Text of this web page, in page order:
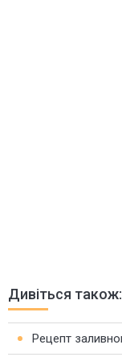
Дивіться також:
Рецепт